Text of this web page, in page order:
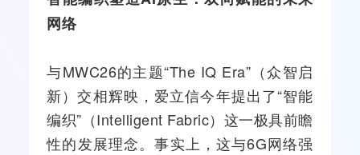
网络
与MWC26的主题“The IQ Era”（众智启
新）交相辉映，爱立信今年提出了“智能
编织”（Intelligent Fabric）这一极具前瞻
性的发展理念。事实上，这与6G网络强